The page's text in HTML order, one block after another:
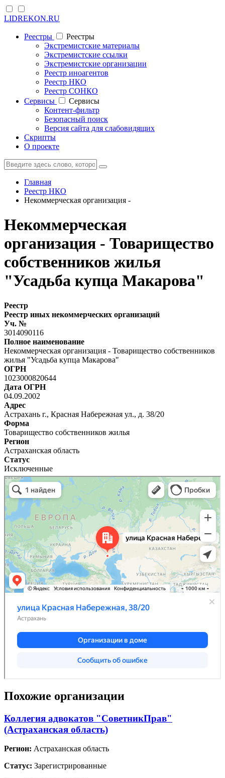
LIDREKON.RU
Реестры
Реестры
Экстремистские материалы
Экстремистские ссылки
Экстремистские организации
Реестр иноагентов
Реестр НКО
Реестр СОНКО
Cервисы
Cервисы
Контент-фильтр
Безопасный поиск
Версия сайта для слабовидящих
Скрипты
О проекте
Главная
Реестр НКО
Некоммерческая организация -
Некоммерческая
организация - Товарищество
собственников жилья
"Усадьба купца Макарова"
Реестр
Реестр иных некоммерческих организаций
Уч. №
3014090116
Полное наименование
Некоммерческая организация - Товарищество собственников
жилья "Усадьба купца Макарова"
ОГРН
1023000820644
Дата ОГРН
04.09.2002
Адрес
Астрахань г., Красная Набережная ул., д. 38/20
Форма
Товарищество собственников жилья
Регион
Астраханская область
Статус
Исключенные
Похожие организации
Коллегия адвокатов "СоветникПрав"
(Астраханская область)
Регион: Астраханская область
Статус: Зарегистрированные